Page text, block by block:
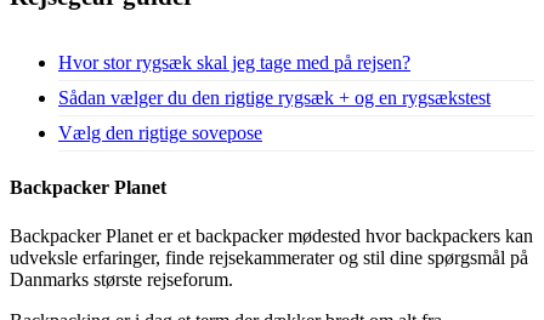
Hvor stor rygsæk skal jeg tage med på rejsen?
Sådan vælger du den rigtige rygsæk + og en rygsækstest
Vælg den rigtige sovepose
Backpacker Planet
Backpacker Planet er et backpacker mødested hvor backpackers kan
udveksle erfaringer, finde rejsekammerater og stil dine spørgsmål på
Danmarks største rejseforum.